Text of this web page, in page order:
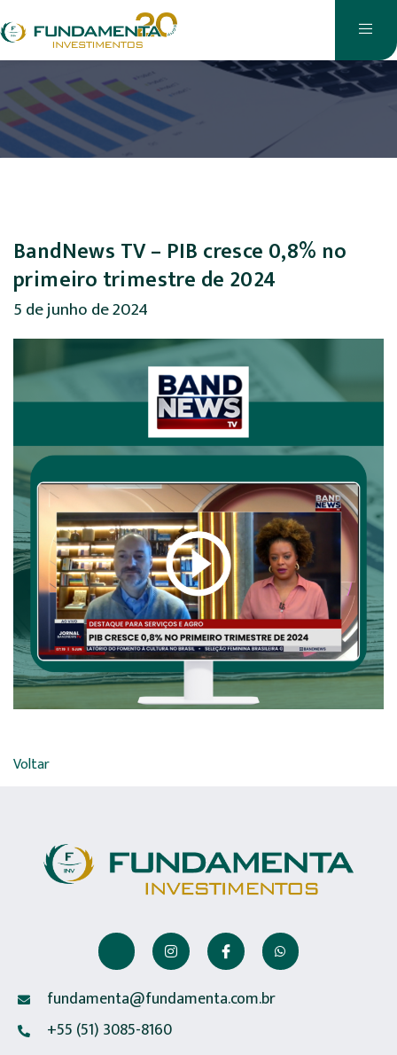
BandNews TV – PIB cresce 0,8% no
primeiro trimestre de 2024
5 de junho de 2024
Voltar
fundamenta@fundamenta.com.br
+55 (51) 3085-8160